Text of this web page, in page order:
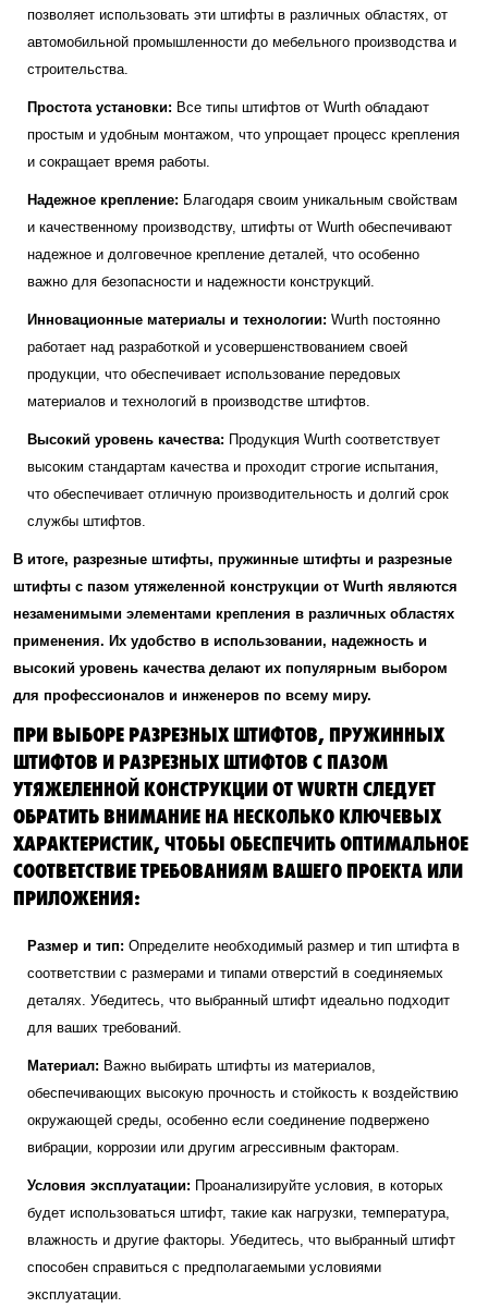
позволяет использовать эти штифты в различных областях, от
автомобильной промышленности до мебельного производства и
строительства.
Простота установки: Все типы штифтов от Wurth обладают
простым и удобным монтажом, что упрощает процесс крепления
и сокращает время работы.
Надежное крепление: Благодаря своим уникальным свойствам
и качественному производству, штифты от Wurth обеспечивают
надежное и долговечное крепление деталей, что особенно
важно для безопасности и надежности конструкций.
Инновационные материалы и технологии: Wurth постоянно
работает над разработкой и усовершенствованием своей
продукции, что обеспечивает использование передовых
материалов и технологий в производстве штифтов.
Высокий уровень качества: Продукция Wurth соответствует
высоким стандартам качества и проходит строгие испытания,
что обеспечивает отличную производительность и долгий срок
службы штифтов.
В итоге, разрезные штифты, пружинные штифты и разрезные
штифты с пазом утяжеленной конструкции от Wurth являются
незаменимыми элементами крепления в различных областях
применения. Их удобство в использовании, надежность и
высокий уровень качества делают их популярным выбором
для профессионалов и инженеров по всему миру.
ПРИ ВЫБОРЕ РАЗРЕЗНЫХ ШТИФТОВ, ПРУЖИННЫХ
ШТИФТОВ И РАЗРЕЗНЫХ ШТИФТОВ С ПАЗОМ
УТЯЖЕЛЕННОЙ КОНСТРУКЦИИ ОТ WURTH СЛЕДУЕТ
ОБРАТИТЬ ВНИМАНИЕ НА НЕСКОЛЬКО КЛЮЧЕВЫХ
ХАРАКТЕРИСТИК, ЧТОБЫ ОБЕСПЕЧИТЬ ОПТИМАЛЬНОЕ
СООТВЕТСТВИЕ ТРЕБОВАНИЯМ ВАШЕГО ПРОЕКТА ИЛИ
ПРИЛОЖЕНИЯ:
Размер и тип: Определите необходимый размер и тип штифта в
соответствии с размерами и типами отверстий в соединяемых
деталях. Убедитесь, что выбранный штифт идеально подходит
для ваших требований.
Материал: Важно выбирать штифты из материалов,
обеспечивающих высокую прочность и стойкость к воздействию
окружающей среды, особенно если соединение подвержено
вибрации, коррозии или другим агрессивным факторам.
Условия эксплуатации: Проанализируйте условия, в которых
будет использоваться штифт, такие как нагрузки, температура,
влажность и другие факторы. Убедитесь, что выбранный штифт
способен справиться с предполагаемыми условиями
эксплуатации.